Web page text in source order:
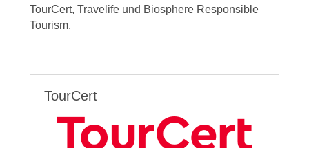
TourCert, Travelife und Biosphere Responsible
Tourism.
TourCert